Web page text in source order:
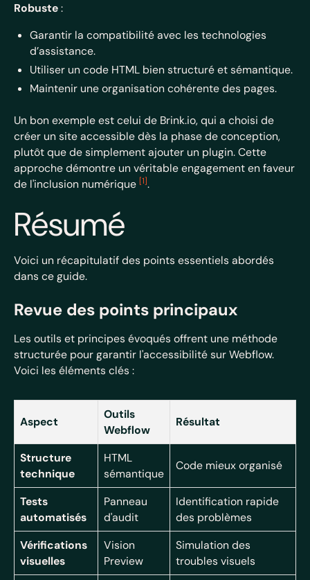
Robuste:
Garantir la compatibilité avec les technologies
d’assistance.
Utiliser un code HTML bien structuré et sémantique.
Maintenir une organisation cohérente des pages.
Un bon exemple est celui de Brink.io, qui a choisi de
créer un site accessible dès la phase de conception,
plutôt que de simplement ajouter un plugin. Cette
approche démontre un véritable engagement en faveur
de l'inclusion numérique [1].
Résumé
Voici un récapitulatif des points essentiels abordés
dans ce guide.
Revue des points principaux
Les outils et principes évoqués offrent une méthode
structurée pour garantir l'accessibilité sur Webflow.
Voici les éléments clés :
Aspect
Outils
Webflow
Résultat
Structure
technique
HTML
sémantique
Code mieux organisé
Tests
automatisés
Panneau
d'audit
Identification rapide
des problèmes
Vérifications
visuelles
Vision
Preview
Simulation des
troubles visuels